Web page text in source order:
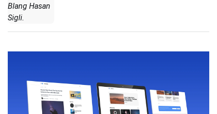
Blang Hasan
Sigli.